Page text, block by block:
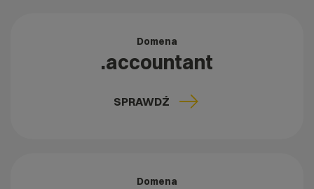
Domena
.accountant
SPRAWDŹ
Domena